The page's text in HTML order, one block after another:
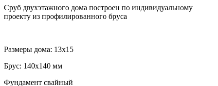
Сруб двухэтажного дома построен по индивидуальному
проекту из профилированного бруса
Размеры дома: 13х15
Брус: 140х140 мм
Фундамент свайный